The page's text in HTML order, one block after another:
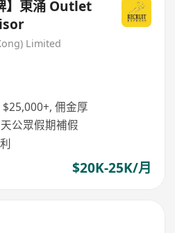
】東涌 Outlet
Limited
佣金厚
公眾假期補假
$20K-25K/月